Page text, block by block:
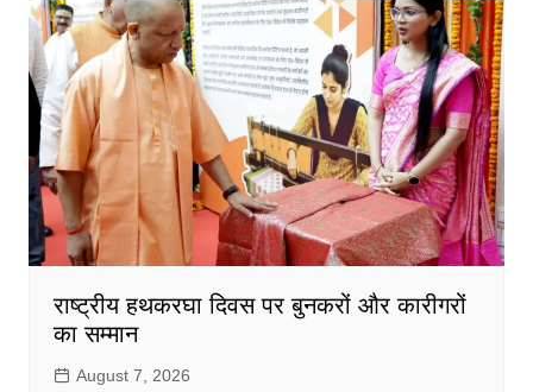
राष्ट्रीय हथकरघा दिवस पर बुनकरों और कारीगरों
का सम्मान
August 7, 2026